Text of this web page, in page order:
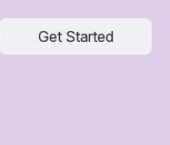
Get Started